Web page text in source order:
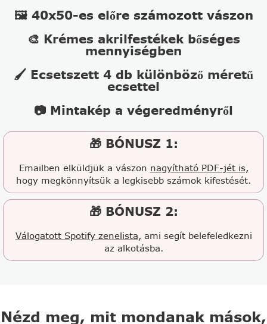
🖼️ 40x50-es előre számozott vászon
🎨 Krémes akrilfestékek bőséges
mennyiségben
🖌️ Ecsetszett 4 db különböző méretű
ecsettel
📷 Mintakép a végeredményről
🎁 BÓNUSZ 1:
Emailben elküldjük a vászon nagyítható PDF-jét is,
hogy megkönnyítsük a legkisebb számok kifestését.
🎁 BÓNUSZ 2:
Válogatott Spotify zenelista, ami segít belefeledkezni
az alkotásba.
Nézd meg, mit mondanak mások,